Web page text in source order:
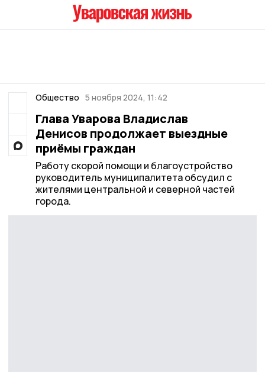
Общество 5 ноября 2024, 11:42
Глава Уварова Владислав
Денисов продолжает выездные
приёмы граждан
Работу скорой помощи и благоустройство
руководитель муниципалитета обсудил с
жителями центральной и северной частей
города.